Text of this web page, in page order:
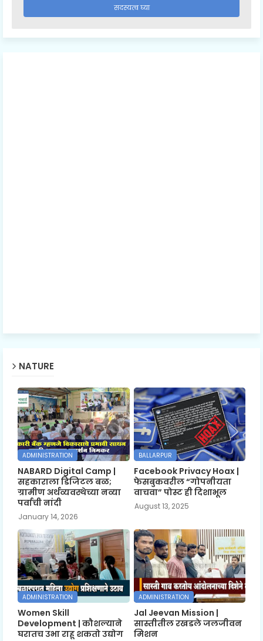
NATURE
ADMINISTRATION
NABARD Digital Camp |
सहकाराला डिजिटल बळ;
ग्रामीण अर्थव्यवस्थेच्या नव्या
पर्वाची नांदी
January 14, 2026
BALLARPUR
Facebook Privacy Hoax |
फेसबुकवरील “गोपनीयता
वाचवा” पोस्ट ही दिशाभूल
August 13, 2025
ADMINISTRATION
Women Skill
Development | कौशल्याने
घरातच उभा राहू शकतो उद्योग
ADMINISTRATION
Jal Jeevan Mission |
सास्तीतील रखडले जलजीवन
मिशन